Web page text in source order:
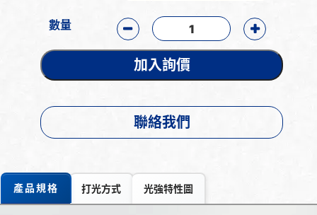
數量
加入詢價
聯絡我們
產品規格 打光方式 光強特性圖